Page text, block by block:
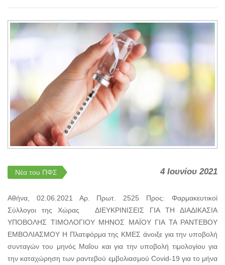
Νέα του ΠΦΣ 4 Ιουνίου 2021
Αθήνα, 02.06.2021 Αρ. Πρωτ. 2525 Προς: Φαρμακευτικοί
Σύλλογοι της Χώρας ΔΙΕΥΚΡΙΝΙΣΕΙΣ ΓΙΑ ΤΗ ΔΙΑΔΙΚΑΣΙΑ
ΥΠΟΒΟΛΗΣ ΤΙΜΟΛΟΓΙΟΥ ΜΗΝΟΣ ΜΑΪΟΥ ΓΙΑ ΤΑ ΡΑΝΤΕΒΟΥ
ΕΜΒΟΛΙΑΣΜΟΥ Η Πλατφόρμα της KMEΣ άνοιξε για την υποβολή
συνταγών του μηνός Μαΐου και για την υποβολή τιμολογίου για
την καταχώρηση των ραντεβού εμβολιασμού Covid-19 για το μήνα